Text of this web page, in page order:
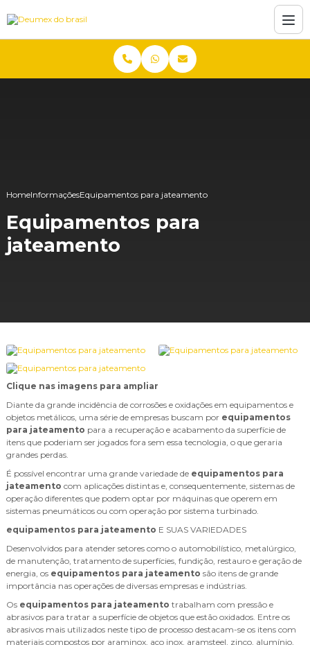
HomeInformaçõesEquipamentos para jateamento
Equipamentos para
jateamento
Clique nas imagens para ampliar
Diante da grande incidência de corrosões e oxidações em equipamentos e
objetos metálicos, uma série de empresas buscam por equipamentos
para jateamento para a recuperação e acabamento da superfície de
itens que poderiam ser jogados fora sem essa tecnologia, o que geraria
grandes perdas.
É possível encontrar uma grande variedade de equipamentos para
jateamento com aplicações distintas e, consequentemente, sistemas de
operação diferentes que podem optar por máquinas que operem em
sistemas pneumáticos ou com operação por sistema turbinado.
equipamentos para jateamento E SUAS VARIEDADES
Desenvolvidos para atender setores como o automobilístico, metalúrgico,
de manutenção, tratamento de superfícies, fundição, restauro e geração de
energia, os equipamentos para jateamento são itens de grande
importância nas operações de diversas empresas e indústrias.
Os equipamentos para jateamento trabalham com pressão e
abrasivos para tratar a superfície de objetos que estão oxidados. Entre os
abrasivos mais utilizados neste tipo de processo destacam-se os itens com
materiais compostos por araminox, aço inox, aramsteel, zinco, alumínio,